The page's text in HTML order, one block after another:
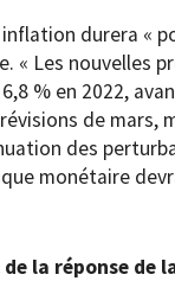
durera «
« Les nouvelles
% en 2022,
de
des
monétaire
la réponse de